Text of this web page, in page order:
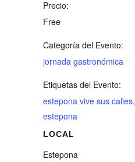
Precio:
Free
Categoría del Evento:
jornada gastronómica
Etiquetas del Evento:
estepona vive sus calles,
estepona
LOCAL
Estepona